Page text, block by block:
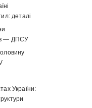
деталі
— ДПСУ
України: